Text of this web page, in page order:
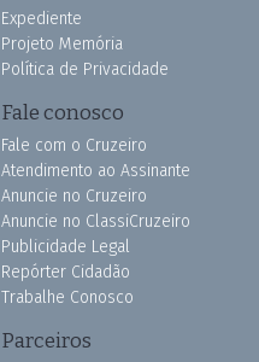
Expediente
Projeto Memória
Política de Privacidade
Fale conosco
Fale com o Cruzeiro
Atendimento ao Assinante
Anuncie no Cruzeiro
Anuncie no ClassiCruzeiro
Publicidade Legal
Repórter Cidadão
Trabalhe Conosco
Parceiros